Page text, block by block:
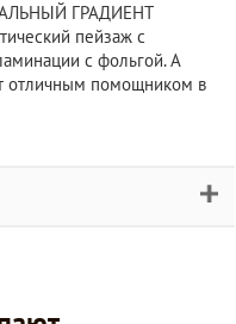
ГРАДИЕНТ
пейзаж с
с фольгой. А
отличным помощником в